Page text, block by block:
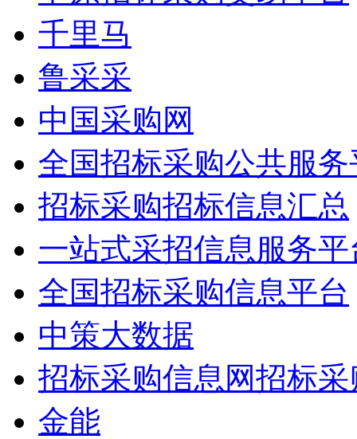
千里马
鲁采采
中国采购网
全国招标采购公共服务
招标采购招标信息汇总
一站式采招信息服务平
全国招标采购信息平台
中策大数据
招标采购信息网招标
金能